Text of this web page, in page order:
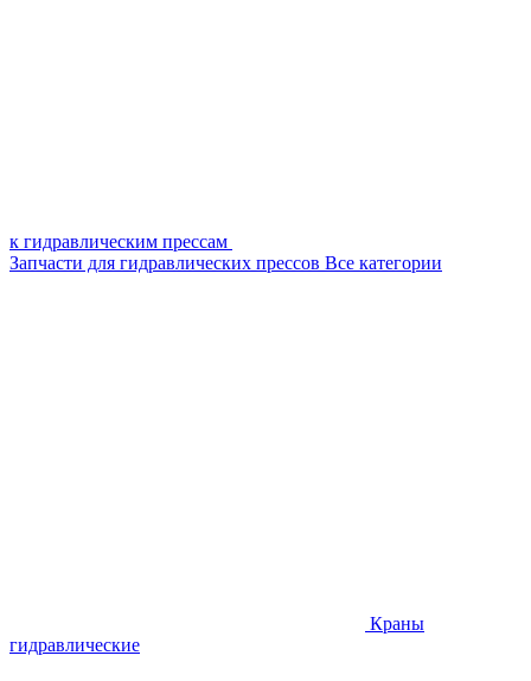
к гидравлическим прессам
Запчасти для гидравлических прессов Все категории
Краны
гидравлические